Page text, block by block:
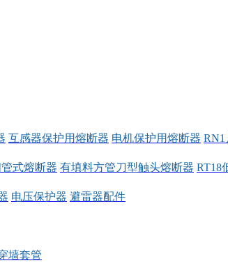
互感器保护用熔断器 电机保护用熔断器 RN1
式熔断器 有填料方管刀型触头熔断器 RT18
电压保护器 避雷器配件
墙套管